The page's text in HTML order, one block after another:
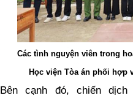
Các tình nguyện viên trong
Học viện Tòa án phối hợp
Bên cạnh đó, chiến